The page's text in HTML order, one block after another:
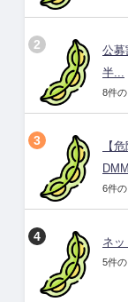
公募
半...
8件
【
6件
ネ
5件